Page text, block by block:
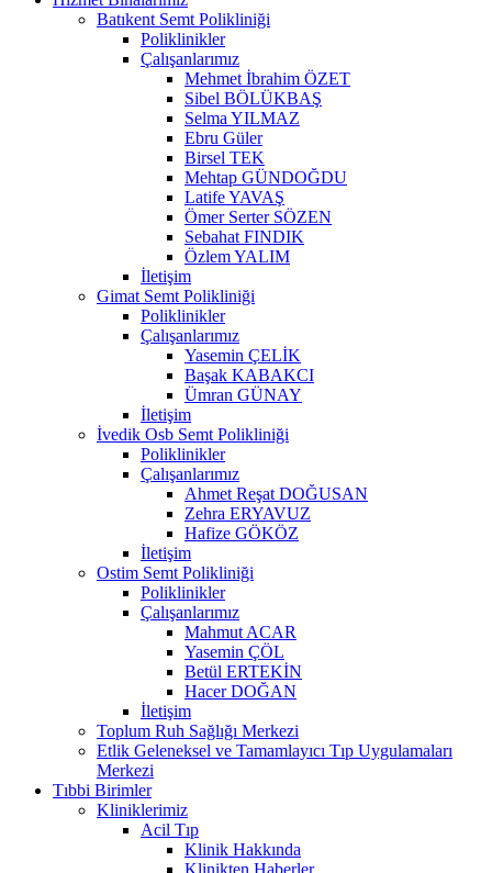
Batıkent Semt Polikliniği
Poliklinikler
Çalışanlarımız
Mehmet İbrahim ÖZET
Sibel BÖLÜKBAŞ
Selma YILMAZ
Ebru Güler
Birsel TEK
Mehtap GÜNDOĞDU
Latife YAVAŞ
Ömer Serter SÖZEN
Sebahat FINDIK
Özlem YALIM
İletişim
Gimat Semt Polikliniği
Poliklinikler
Çalışanlarımız
Yasemin ÇELİK
Başak KABAKCI
Ümran GÜNAY
İletişim
İvedik Osb Semt Polikliniği
Poliklinikler
Çalışanlarımız
Ahmet Reşat DOĞUSAN
Zehra ERYAVUZ
Hafize GÖKÖZ
İletişim
Ostim Semt Polikliniği
Poliklinikler
Çalışanlarımız
Mahmut ACAR
Yasemin ÇÖL
Betül ERTEKİN
Hacer DOĞAN
İletişim
Toplum Ruh Sağlığı Merkezi
Etlik Geleneksel ve Tamamlayıcı Tıp Uygulamaları
Merkezi
Tıbbi Birimler
Kliniklerimiz
Acil Tıp
Klinik Hakkında
Klinikten Haberler